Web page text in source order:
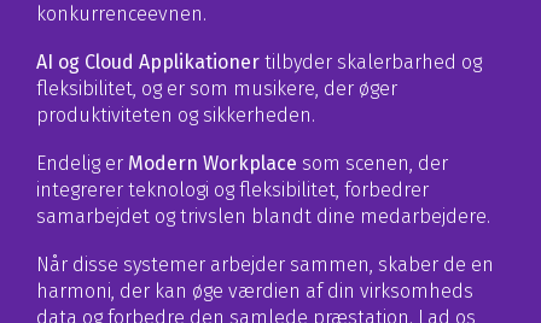
konkurrenceevnen.
AI og Cloud Applikationer tilbyder skalerbarhed og
fleksibilitet, og er som musikere, der øger
produktiviteten og sikkerheden.
Endelig er Modern Workplace som scenen, der
integrerer teknologi og fleksibilitet, forbedrer
samarbejdet og trivslen blandt dine medarbejdere.
Når disse systemer arbejder sammen, skaber de en
harmoni, der kan øge værdien af din virksomheds
data og forbedre den samlede præstation. Lad os